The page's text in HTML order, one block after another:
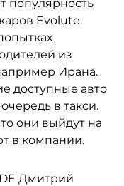
популярность
Evolute.
из
Ирана.
доступные авто
в такси.
они выйдут на
в компании.
Дмитрий